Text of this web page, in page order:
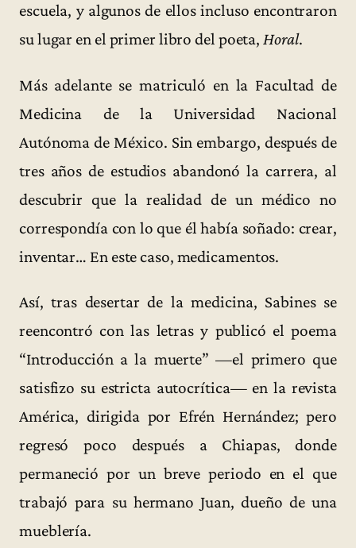
escuela, y algunos de ellos incluso encontraron
su lugar en el primer libro del poeta,Horal.
Más adelante se matriculó en la Facultad de
Medicina de la Universidad Nacional
Autónoma de México. Sin embargo, después de
tres años de estudios abandonó la carrera, al
descubrir que la realidad de un médico no
correspondía con lo que él había soñado: crear,
inventar… En este caso, medicamentos.
Así, tras desertar de la medicina, Sabines se
reencontró con las letras y publicó el poema
“Introducción a la muerte” —el primero que
satisfizo su estricta autocrítica— en la revista
América, dirigida por Efrén Hernández; pero
regresó poco después a Chiapas, donde
permaneció por un breve periodo en el que
trabajó para su hermano Juan, dueño de una
mueblería.